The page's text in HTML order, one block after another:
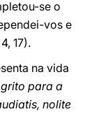
se o
vos e
17).
na vida
grito para a
nolite